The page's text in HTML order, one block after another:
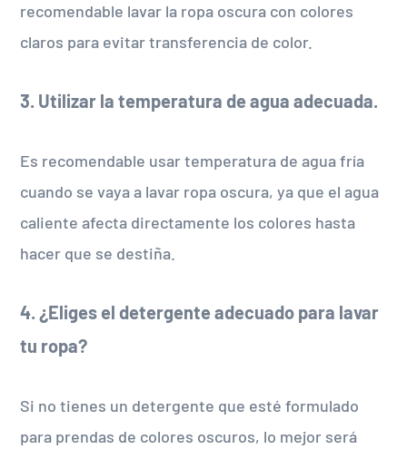
recomendable lavar la ropa oscura con colores
claros para evitar transferencia de color.
3. Utilizar la temperatura de agua adecuada.
Es recomendable usar temperatura de agua fría
cuando se vaya a lavar ropa oscura, ya que el agua
caliente afecta directamente los colores hasta
hacer que se destiña.
4. ¿Eliges el detergente adecuado para lavar
tu ropa?
Si no tienes un detergente que esté formulado
para prendas de colores oscuros, lo mejor será